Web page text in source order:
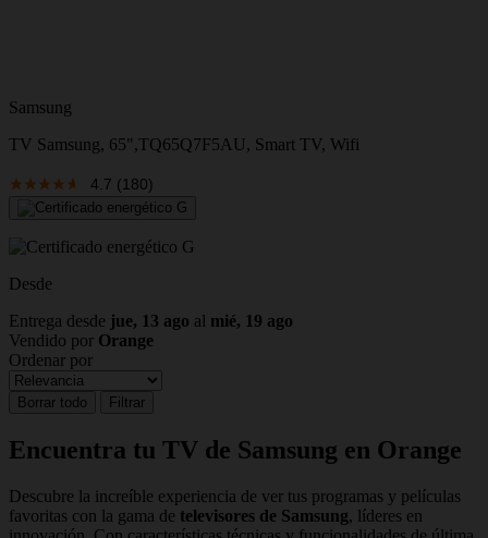
Samsung
TV Samsung, 65",TQ65Q7F5AU, Smart TV, Wifi
4.7 (180)
Desde
Entrega desde jue, 13 ago al mié, 19 ago
Vendido por Orange
Ordenar por
Borrar todo Filtrar
Encuentra tu TV de Samsung en Orange
Descubre la increíble experiencia de ver tus programas y películas
favoritas con la gama de televisores de Samsung, líderes en